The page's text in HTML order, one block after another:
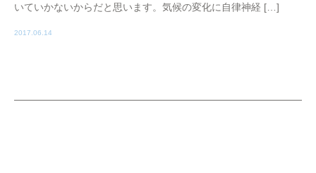
いていかないからだと思います。気候の変化に自律神経 […]
2017.06.14